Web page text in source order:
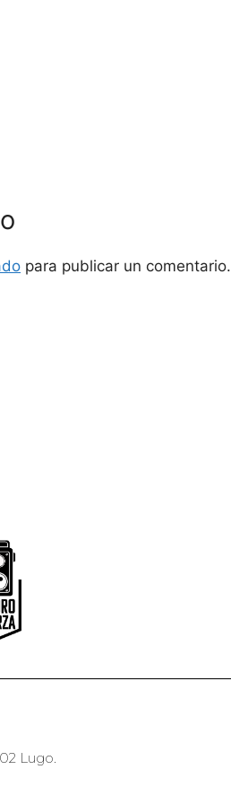
para publicar un comentario.
Lugo.